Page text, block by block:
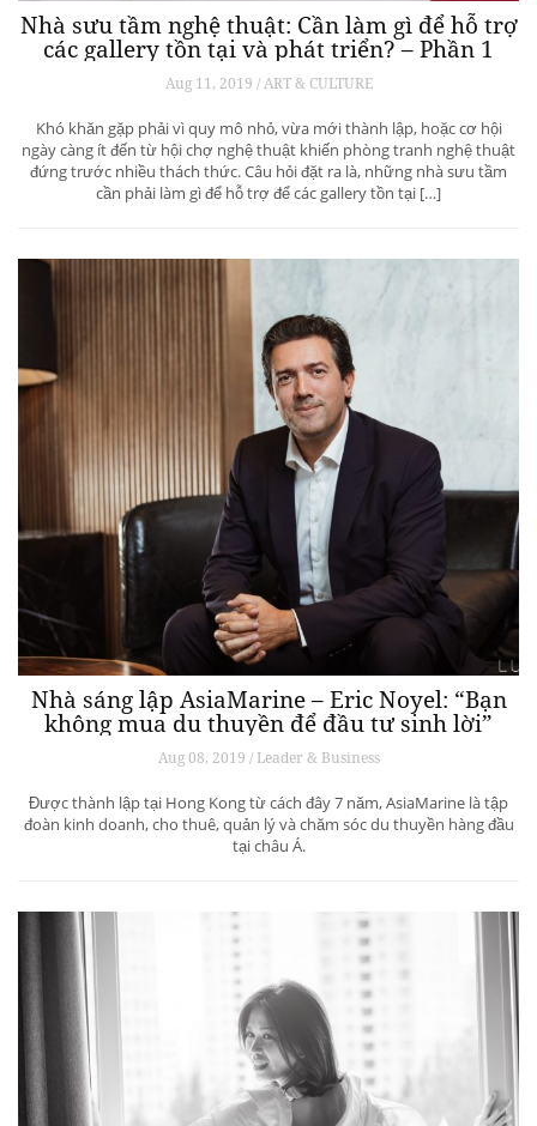
Nhà sưu tầm nghệ thuật: Cần làm gì để hỗ trợ
các gallery tồn tại và phát triển? – Phần 1
Aug 11, 2019 / ART & CULTURE
Khó khăn gặp phải vì quy mô nhỏ, vừa mới thành lập, hoặc cơ hội
ngày càng ít đến từ hội chợ nghệ thuật khiến phòng tranh nghệ thuật
đứng trước nhiều thách thức. Câu hỏi đặt ra là, những nhà sưu tầm
cần phải làm gì để hỗ trợ để các gallery tồn tại […]
Nhà sáng lập AsiaMarine – Eric Noyel: “Bạn
không mua du thuyền để đầu tư sinh lời”
Aug 08, 2019 / Leader & Business
Được thành lập tại Hong Kong từ cách đây 7 năm, AsiaMarine là tập
đoàn kinh doanh, cho thuê, quản lý và chăm sóc du thuyền hàng đầu
tại châu Á.